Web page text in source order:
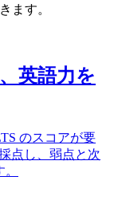
ます。
英語力を
のスコアが要
点し、弱点と次